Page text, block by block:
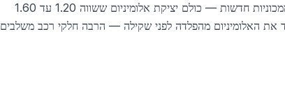
גלגלי סגסוגת (אלוי), מכסי מנוע ופגושים אלומיניום, ראשי מנוע ותיבות גיר ממכוניות חדשות — כולם יציקת אלומיניום ששווה 1.20 עד 1.60
את האלומיניום מהפלדה לפני שקילה — הרבה חלקי רכב משלבים